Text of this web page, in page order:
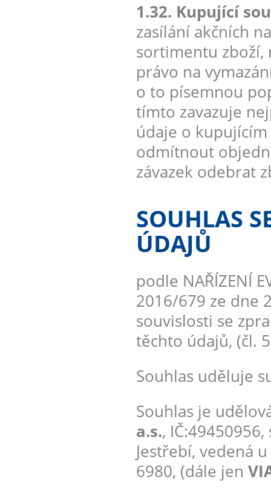
1.32. Kupující
zasílání akčních
sortimentu zboží,
právo na
o to písemnou
tímto zavazuje
údaje o kupujícím
odmítnout
závazek odebrat
SOUHLAS
ÚDAJŮ
podle NAŘÍZENÍ
2016/679 ze dne
souvislosti se
těchto údajů, (čl.
Souhlas uděluje
Souhlas je
a.s.,
Jestřebí, vedená
6980, (dále jen